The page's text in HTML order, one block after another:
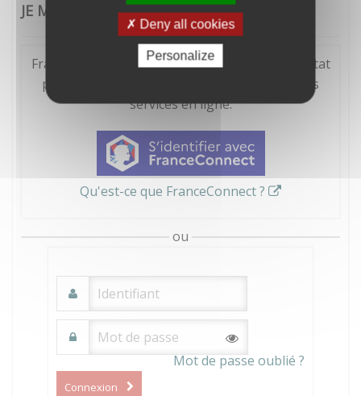
Deny all cookies
Personalize
JE ME CONNECTE
FranceConnect est la solution proposée par l'Etat
pour sécuriser et simplifier la connexion à vos
services en ligne.
Qu'est-ce que FranceConnect ?
ou
Mot de passe oublié ?
Connexion